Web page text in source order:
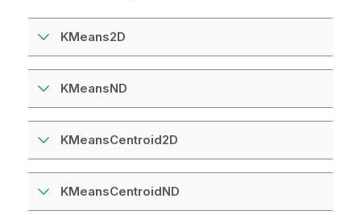
n
w
e
i
s
KMeans2D
KMeansND
KMeansCentroid2D
KMeansCentroidND